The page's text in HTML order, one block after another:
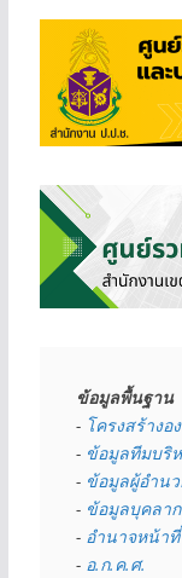
ข้อมูลพื้นฐาน
- โครงสร้างอ
- ข้อมูลทีมบริ
- ข้อมูลผู้อำน
- ข้อมูลบุคลา
- อำนาจหน้าที่
- อ.ก.ค.ศ.